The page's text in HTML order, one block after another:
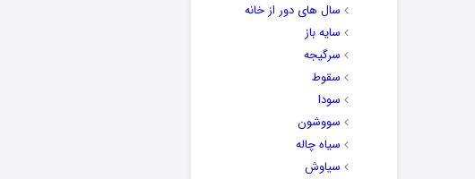
سال های دور از خانه
سایه باز
سرگیجه
سقوط
سودا
سووشون
سیاه چاله
سیاوش